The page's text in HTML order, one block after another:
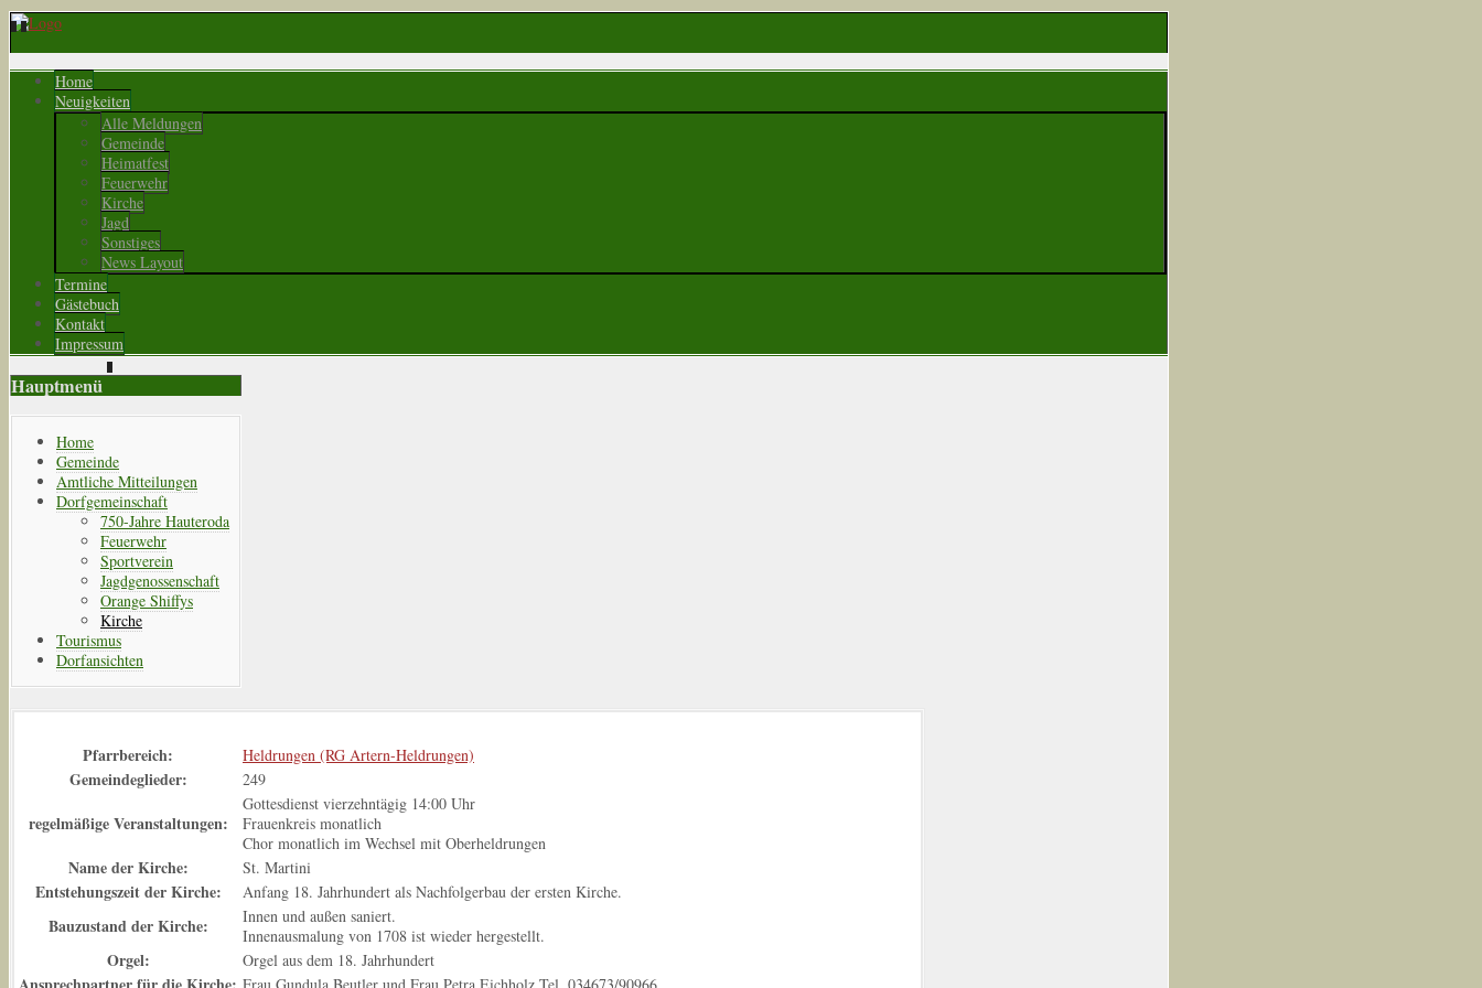
Home
Neuigkeiten
Alle Meldungen
Gemeinde
Heimatfest
Feuerwehr
Kirche
Jagd
Sonstiges
News Layout
Termine
Gästebuch
Kontakt
Impressum
Hauptmenü
Home
Gemeinde
Amtliche Mitteilungen
Dorfgemeinschaft
750-Jahre Hauteroda
Feuerwehr
Sportverein
Jagdgenossenschaft
Orange Shiffys
Kirche
Tourismus
Dorfansichten
Pfarrbereich: Heldrungen (RG Artern-Heldrungen)
Gemeindeglieder: 249
regelmäßige Veranstaltungen:
Gottesdienst vierzehntägig 14:00 Uhr
Frauenkreis monatlich
Chor monatlich im Wechsel mit Oberheldrungen
Name der Kirche: St. Martini
Entstehungszeit der Kirche: Anfang 18. Jahrhundert als Nachfolgerbau der ersten Kirche.
Bauzustand der Kirche:
Innen und außen saniert.
Innenausmalung von 1708 ist wieder hergestellt.
Orgel: Orgel aus dem 18. Jahrhundert